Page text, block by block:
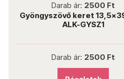
Darab ár:2500 Ft
Gyöngyszövő keret 13,5x39,5 cm
ALK-GYSZ1
Darab ár:2500 Ft